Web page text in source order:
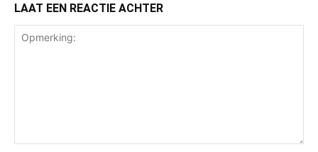
LAAT EEN REACTIE ACHTER